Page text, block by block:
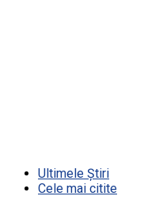
Ultimele Știri
Cele mai citite